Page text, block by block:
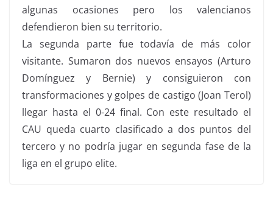
algunas ocasiones pero los valencianos
defendieron bien su territorio.
La segunda parte fue todavía de más color
visitante. Sumaron dos nuevos ensayos (Arturo
Domínguez y Bernie) y consiguieron con
transformaciones y golpes de castigo (Joan Terol)
llegar hasta el 0-24 final. Con este resultado el
CAU queda cuarto clasificado a dos puntos del
tercero y no podría jugar en segunda fase de la
liga en el grupo elite.